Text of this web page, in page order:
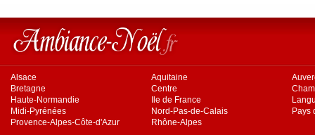
Alsace Aquitaine
Bretagne
Centre
Haute-Normandie
Ile de France
Midi-Pyrénées
Nord-Pas-de-Calais
Pays
Provence-Alpes-Côte-d'Azur
Rhône-Alpes